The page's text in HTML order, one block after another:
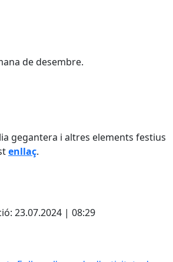
de desembre.
gegantera i altres elements festius
enllaç.
23.07.2024 | 08:29